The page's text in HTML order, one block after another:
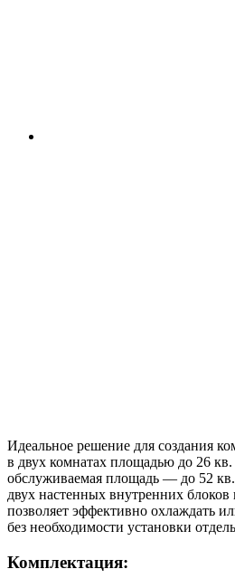
Идеальное решение для создания
в двух комнатах площадью до 26
обслуживаемая площадь — до 52
двух настенных внутренних
позволяет эффективно охлаждать
без необходимости установки
Комплектация: